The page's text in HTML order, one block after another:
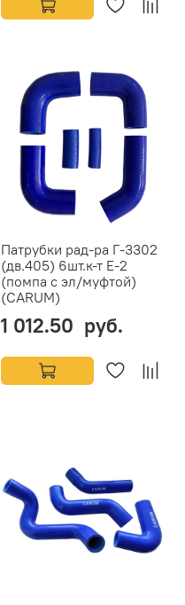
Патрубки рад-ра Г-3302
(дв.405) 6шт.к-т Е-2
(помпа с эл/муфтой)
(CARUM)
1 012.50 руб.